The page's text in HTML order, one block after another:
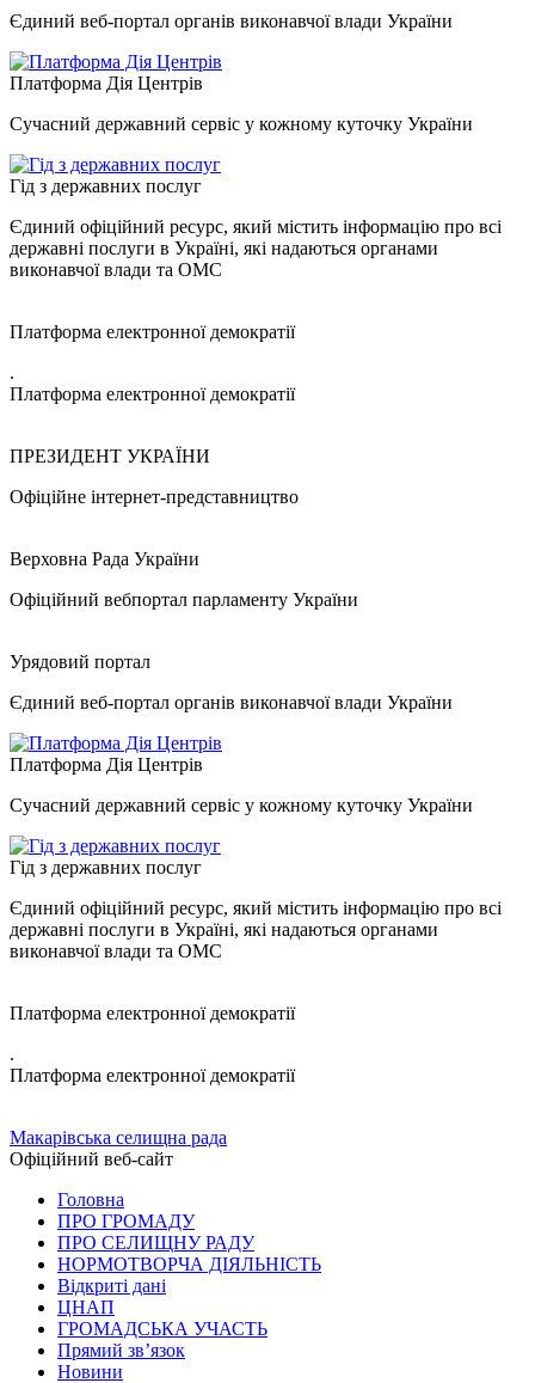
Єдиний веб-портал органів виконавчої влади України
Платформа Дія Центрів
Сучасний державний сервіс у кожному куточку України
Гід з державних послуг
Єдиний офіційний ресурс, який містить інформацію про всі
державні послуги в Україні, які надаються органами
виконавчої влади та ОМС
Платформа електронної демократії
.
Платформа електронної демократії
ПРЕЗИДЕНТ УКРАЇНИ
Офіційне інтернет-представництво
Верховна Рада України
Офіційний вебпортал парламенту України
Урядовий портал
Єдиний веб-портал органів виконавчої влади України
Платформа Дія Центрів
Сучасний державний сервіс у кожному куточку України
Гід з державних послуг
Єдиний офіційний ресурс, який містить інформацію про всі
державні послуги в Україні, які надаються органами
виконавчої влади та ОМС
Платформа електронної демократії
.
Платформа електронної демократії
Макарівська селищна рада
Офіційний веб-сайт
Головна
ПРО ГРОМАДУ
ПРО СЕЛИЩНУ РАДУ
НОРМОТВОРЧА ДІЯЛЬНІСТЬ
Відкриті дані
ЦНАП
ГРОМАДСЬКА УЧАСТЬ
Прямий зв’язок
Новини